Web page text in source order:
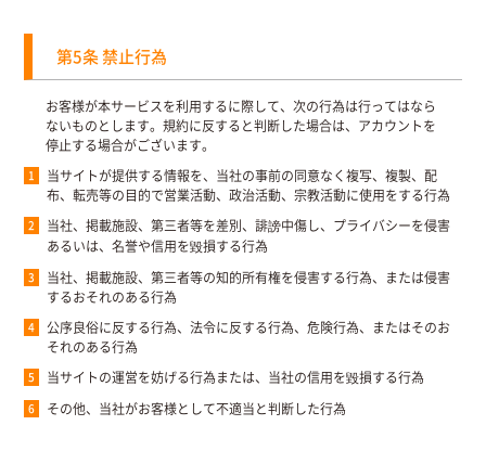
第5条 禁止行為
お客様が本サービスを利用するに際して、次の行為は行ってはなら
ないものとします。規約に反すると判断した場合は、アカウントを
停止する場合がございます。
当サイトが提供する情報を、当社の事前の同意なく複写、複製、配
布、転売等の目的で営業活動、政治活動、宗教活動に使用をする行為
当社、掲載施設、第三者等を差別、誹謗中傷し、プライバシーを侵害
あるいは、名誉や信用を毀損する行為
当社、掲載施設、第三者等の知的所有権を侵害する行為、または侵害
するおそれのある行為
公序良俗に反する行為、法令に反する行為、危険行為、またはそのお
それのある行為
当サイトの運営を妨げる行為または、当社の信用を毀損する行為
その他、当社がお客様として不適当と判断した行為